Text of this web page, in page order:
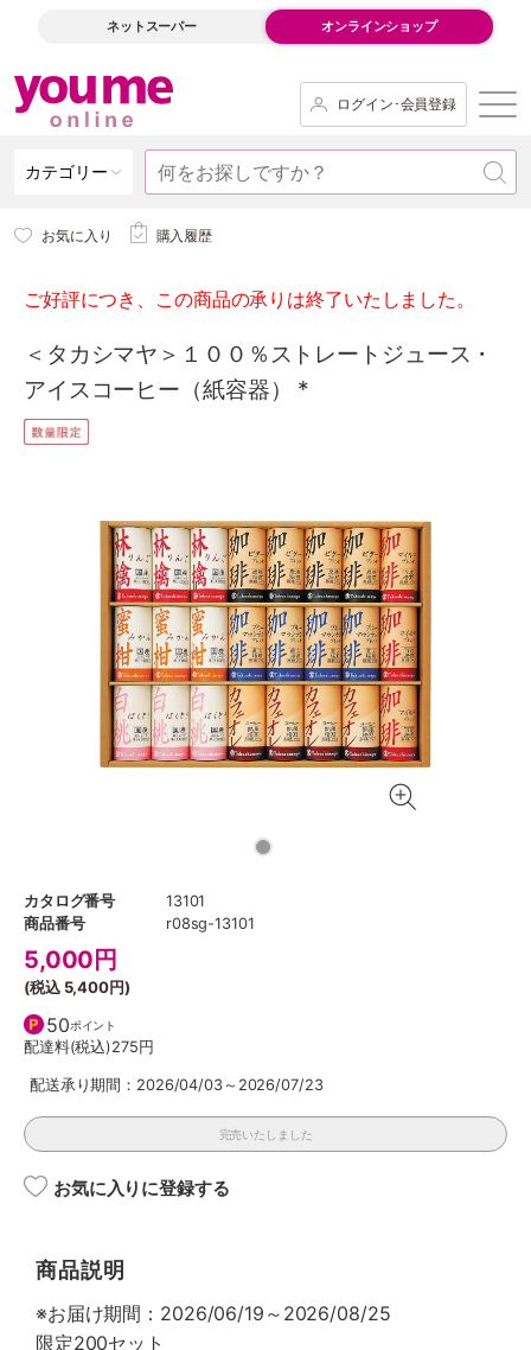
ネットスーパー オンラインショップ
ログイン･会員登録
カテゴリー
お気に入り 購入履歴
ご好評につき、この商品の承りは終了いたしました。
＜タカシマヤ＞１００％ストレートジュース・
アイスコーヒー（紙容器） *
カタログ番号
13101
商品番号
r08sg-13101
5,000 円
(税込 5,400円)
50ポイント
配達料(税込)275円
配送承り期間：2026/04/03～2026/07/23
完売いたしました
お気に入りに登録する
商品説明
※お届け期間：2026/06/19～2026/08/25
限定200セット